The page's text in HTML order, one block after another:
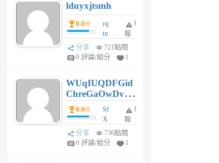
月
前
lduyxjtsmh
0.0分
rq
tn
jt
gl
個
月
前
舉
報
分享
721點閱
0 評論/給分
1
WUqIUQDFGid
ChreGaOwDv
dY0.0分
Sf
X
Pe
Jc
舉
報
分享
736點閱
0 評論/給分
1